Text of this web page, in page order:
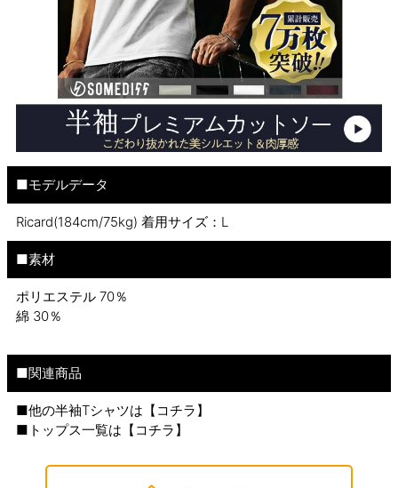
■モデルデータ
Ricard(184cm/75kg) 着用サイズ：L
■素材
ポリエステル 70％
綿 30％
■関連商品
■他の半袖Tシャツは【 コチラ 】
■トップス一覧は【 コチラ 】